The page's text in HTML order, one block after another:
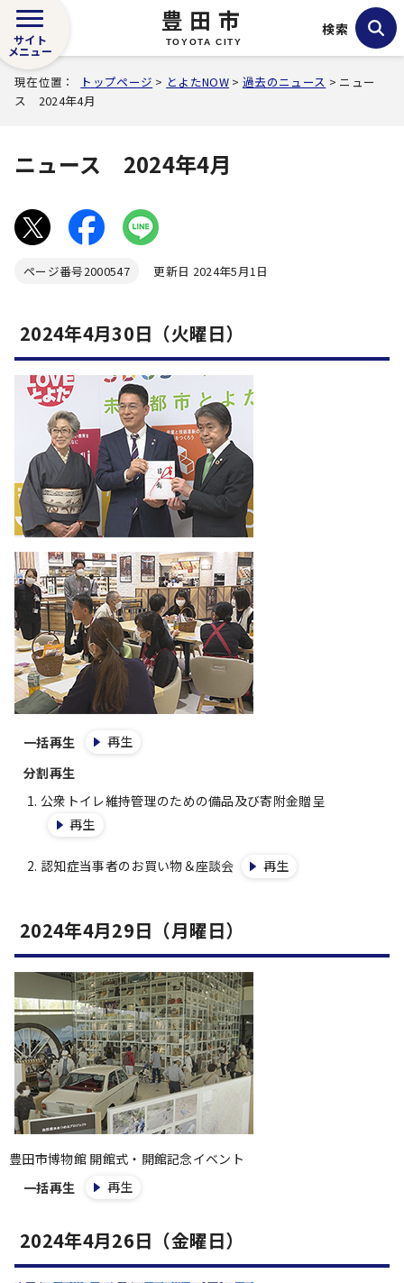
豊田市
TOYOTA CITY
サイト
メニュー
検索
現在位置： トップページ > とよたNOW >過去のニュース > ニュー
ス 2024年4月
ニュース 2024年4月
ページ番号2000547 更新日 2024年5月1日
2024年4月30日（火曜日）
一括再生
再生
分割再生
公衆トイレ維持管理のための備品及び寄附金贈呈
再生
認知症当事者のお買い物＆座談会 再生
2024年4月29日（月曜日）
豊田市博物館 開館式・開館記念イベント
一括再生
再生
2024年4月26日（金曜日）